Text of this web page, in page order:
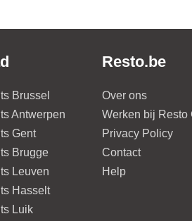
Brussel
Antwerpen
Gent
Brugge
Leuven
Hasselt
Luik
Resto.be
Over ons
Werken bij Resto
Privacy Policy
Contact
Help